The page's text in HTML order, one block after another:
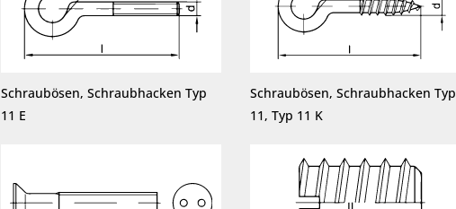
Schraubösen, Schraubhacken Typ
11 E
Schraubösen, Schraubhacken Typ
11, Typ 11 K